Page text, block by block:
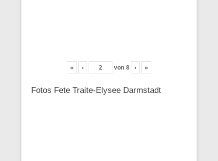
« ‹ von 8 › »
Fotos Fete Traite-Elysee Darmstadt